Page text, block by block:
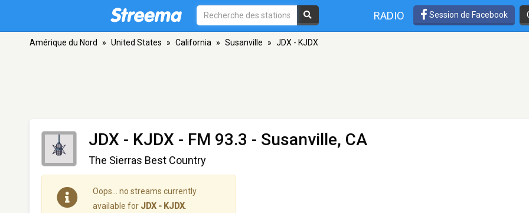
RADIO Session de Facebook
Amérique du Nord » United States » California » Susanville » JDX - KJDX
JDX - KJDX - FM 93.3 - Susanville, CA
The Sierras Best Country
Oops… no streams currently
available for JDX - KJDX